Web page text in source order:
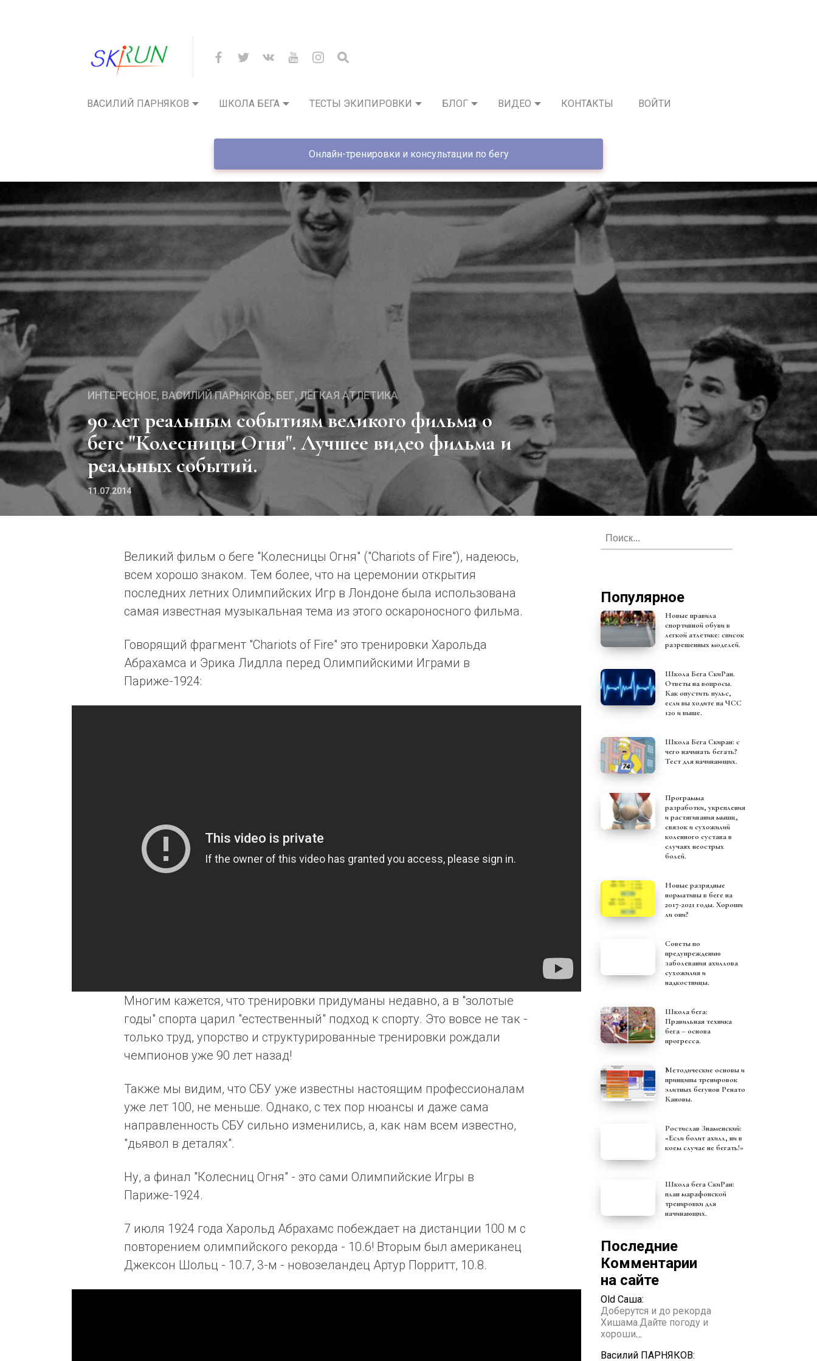
ВАСИЛИЙ ПАРНЯКОВ ШКОЛА БЕГА ТЕСТЫ ЭКИПИРОВКИ БЛОГ ВИДЕО КОНТАКТЫ ВОЙТИ
Онлайн-тренировки и консультации по бегу
ИНТЕРЕСНОЕ ВАСИЛИЙ ПАРНЯКОВ БЕГ ЛЁГКАЯ АТЛЕТИКА
90 лет реальным событиям великого фильма о
беге "Колесницы Огня". Лучшее видео фильма и
реальных событий.
11.07.2014
Великий фильм о беге "Колесницы Огня" ("Chariots of Fire"), надеюсь,
всем хорошо знаком. Тем более, что на церемонии открытия
последних летних Олимпийских Игр в Лондоне была использована
самая известная музыкальная тема из этого оскароносного фильма.
Говорящий фрагмент "Chariots of Fire" это тренировки Харольда
Абрахамса и Эрика Лидлла перед Олимпийскими Играми в
Париже-1924:
Многим кажется, что тренировки придуманы недавно, а в "золотые
годы" спорта царил "естественный" подход к спорту. Это вовсе не так -
только труд, упорство и структурированные тренировки рождали
чемпионов уже 90 лет назад!
Также мы видим, что СБУ уже известны настоящим профессионалам
уже лет 100, не меньше. Однако, с тех пор нюансы и даже сама
направленность СБУ сильно изменились, а, как нам всем известно,
"дьявол в деталях".
Ну, а финал "Колесниц Огня" - это сами Олимпийские Игры в
Париже-1924.
7 июля 1924 года Харольд Абрахамс побеждает на дистанции 100 м с
повторением олимпийского рекорда - 10.6! Вторым был американец
Джексон Шольц - 10.7, 3-м - новозеландец Артур Порритт, 10.8.
Популярное
Новые правила
спортивной обуви в
легкой атлетике: список
разрешенных моделей.
Школа Бега СкиРан.
Ответы на вопросы.
Как опустить пульс,
если вы ходите на ЧСС
120 и выше.
Школа Бега Скиран: с
чего начинать бегать?
Тест для начинающих.
Программа
разработки, укрепления
и растягивания мышц,
связок и сухожилий
коленного сустава в
случаях неострых
болей.
Новые разрядные
нормативы в беге на
2017-2021 годы. Хороши
ли они?
Советы по
предупреждению
заболевания ахиллова
сухожилия и
надкостницы.
Школа бега:
Правильная техника
бега – основа
прогресса.
Методические основы и
принципы тренировок
элитных бегунов Ренато
Кановы.
Ростислав Знаменский:
«Если болит ахилл, ни в
коем случае не бегать!»
Школа бега СкиРан:
план марафонской
тренировки для
начинающих.
Последние
Комментарии
на сайте
Old Саша:
Доберутся и до рекорда
Хишама.Дайте погоду и
хороши…
Василий ПАРНЯКОВ: